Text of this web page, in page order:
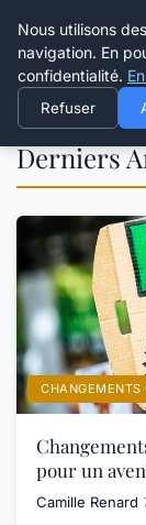
Happy
Derniers
CHANGEMENTS
pour un
Camille Renard
Nous utilisons
navigation. En
confidentialité.
Refuser